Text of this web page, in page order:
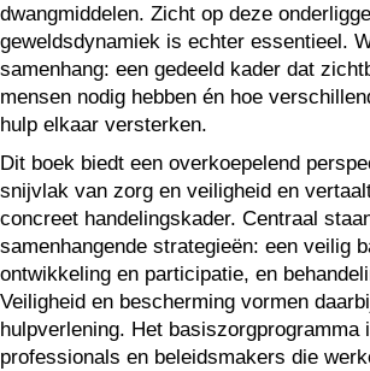
dwangmiddelen. Zicht op deze
geweldsdynamiek is echter essentieel.
samenhang: een gedeeld kader dat
mensen nodig hebben én hoe
hulp elkaar versterken.
Dit boek biedt een overkoepelend
snijvlak van zorg en veiligheid en
concreet handelingskader. Centraal
samenhangende strategieën: een veilig
ontwikkeling en participatie, en
Veiligheid en bescherming vormen
hulpverlening. Het basiszorgprogramma
professionals en beleidsmakers die